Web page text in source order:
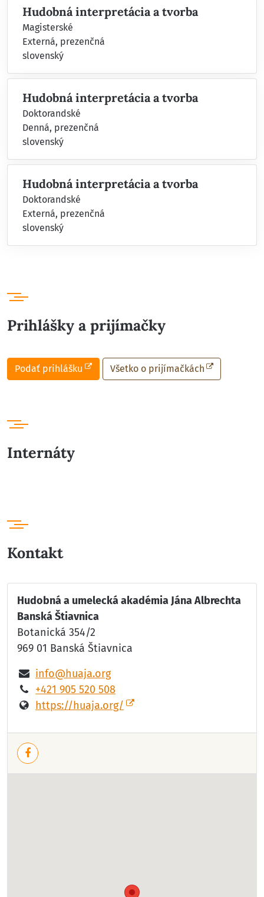
Hudobná interpretácia a tvorba
Magisterské
Externá, prezenčná
slovenský
Hudobná interpretácia a tvorba
Doktorandské
Denná, prezenčná
slovenský
Hudobná interpretácia a tvorba
Doktorandské
Externá, prezenčná
slovenský
Prihlášky a prijímačky
Podať prihlášku Všetko o prijímačkách
Internáty
Kontakt
Hudobná a umelecká akadémia Jána Albrechta
Banská Štiavnica
Botanická 354/2
969 01 Banská Štiavnica
info@huaja.org
+421 905 520 508
https://huaja.org/
Facebook